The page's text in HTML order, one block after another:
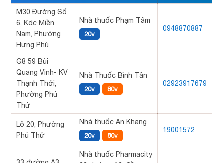
M30 Đường Số
6, Kdc Miền
Nam, Phường
Hưng Phú
Nhà thuốc Phạm Tâm
20v
0948870887
G8 59 Bùi
Quang Vinh- KV
Thạnh Thới,
Phường Phú
Thứ
Nhà Thuốc Bình Tân
20v 80v
02923917679
Lô 20, Phường
Phú Thứ
Nhà thuốc An Khang
20v 80v
19001572
Nhà thuốc Pharmacity